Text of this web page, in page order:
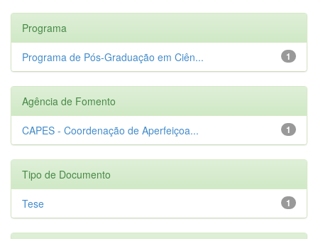
Programa
1
Programa de Pós-Graduação em Ciên...
Agência de Fomento
1
CAPES - Coordenação de Aperfeiçoa...
Tipo de Documento
1
Tese